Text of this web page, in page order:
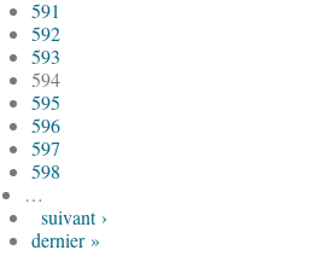
591
592
593
594
595
596
597
598
…
suivant ›
dernier »